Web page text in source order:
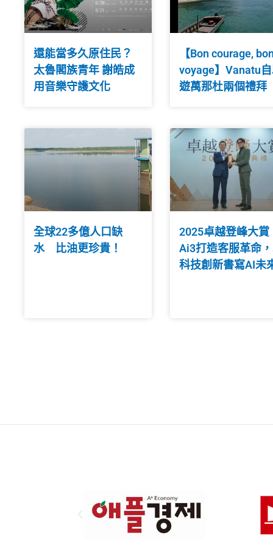
還能當多久原住民？
太魯閣族青年 謝皓成
用音樂守護文化
【Bon courage,
voyage】Vanatu
遊萬那杜兩個禮拜
全球22多億人口缺
水 比油更珍貴！
2025卓越登峰大賞
Ai3打造客服革命
科技創新書寫AI未